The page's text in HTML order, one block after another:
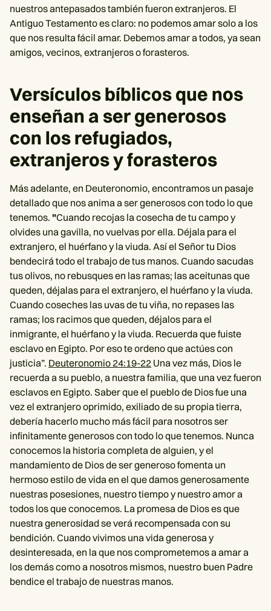
nuestros antepasados también fueron extranjeros. El
Antiguo Testamento es claro: no podemos amar solo a los
que nos resulta fácil amar. Debemos amar a todos, ya sean
amigos, vecinos, extranjeros o forasteros.
Versículos bíblicos que nos
enseñan a ser generosos
con los refugiados,
extranjeros y forasteros
Más adelante, en Deuteronomio, encontramos un pasaje
detallado que nos anima a ser generosos con todo lo que
tenemos. "Cuando recojas la cosecha de tu campo y
olvides una gavilla, no vuelvas por ella. Déjala para el
extranjero, el huérfano y la viuda. Así el Señor tu Dios
bendecirá todo el trabajo de tus manos. Cuando sacudas
tus olivos, no rebusques en las ramas; las aceitunas que
queden, déjalas para el extranjero, el huérfano y la viuda.
Cuando coseches las uvas de tu viña, no repases las
ramas; los racimos que queden, déjalos para el
inmigrante, el huérfano y la viuda. Recuerda que fuiste
esclavo en Egipto. Por eso te ordeno que actúes con
justicia”. Deuteronomio 24:19-22 Una vez más, Dios le
recuerda a su pueblo, a nuestra familia, que una vez fueron
esclavos en Egipto. Saber que el pueblo de Dios fue una
vez el extranjero oprimido, exiliado de su propia tierra,
debería hacerlo mucho más fácil para nosotros ser
infinitamente generosos con todo lo que tenemos. Nunca
conocemos la historia completa de alguien, y el
mandamiento de Dios de ser generoso fomenta un
hermoso estilo de vida en el que damos generosamente
nuestras posesiones, nuestro tiempo y nuestro amor a
todos los que conocemos. La promesa de Dios es que
nuestra generosidad se verá recompensada con su
bendición. Cuando vivimos una vida generosa y
desinteresada, en la que nos comprometemos a amar a
los demás como a nosotros mismos, nuestro buen Padre
bendice el trabajo de nuestras manos.